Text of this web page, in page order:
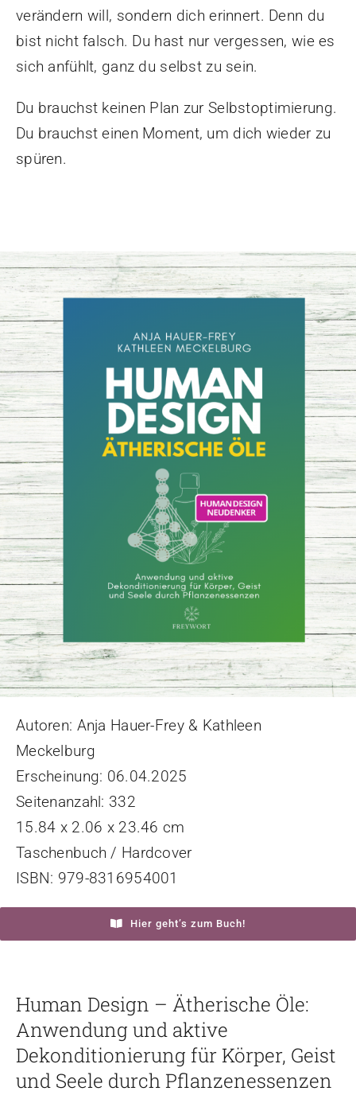
verändern will, sondern dich erinnert. Denn du
bist nicht falsch. Du hast nur vergessen, wie es
sich anfühlt, ganz du selbst zu sein.
Du brauchst keinen Plan zur Selbstoptimierung.
Du brauchst einen Moment, um dich wieder zu
spüren.
Autoren: Anja Hauer-Frey & Kathleen
Meckelburg
Erscheinung: 06.04.2025
Seitenanzahl: 332
15.84 x 2.06 x 23.46 cm
Taschenbuch / Hardcover
ISBN: 979-8316954001
Hier geht’s zum Buch!
Human Design – Ätherische Öle:
Anwendung und aktive
Dekonditionierung für Körper, Geist
und Seele durch Pflanzenessenzen